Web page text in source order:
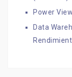
Power View
Data